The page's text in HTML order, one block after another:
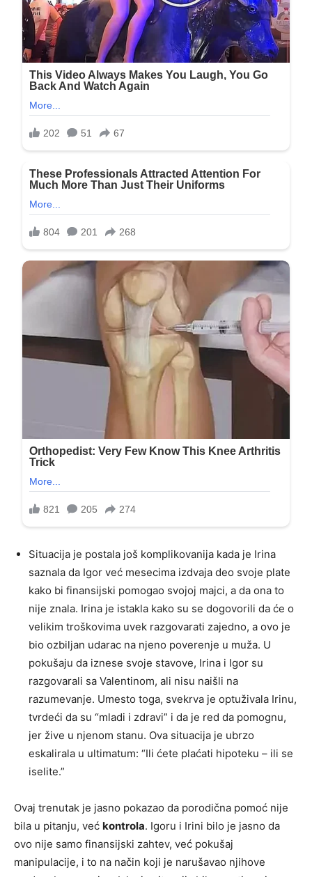
Situacija je postala još komplikovanija kada je Irina
saznala da Igor već mesecima izdvaja deo svoje plate
kako bi finansijski pomogao svojoj majci, a da ona to
nije znala. Irina je istakla kako su se dogovorili da će o
velikim troškovima uvek razgovarati zajedno, a ovo je
bio ozbiljan udarac na njeno poverenje u muža. U
pokušaju da iznese svoje stavove, Irina i Igor su
razgovarali sa Valentinom, ali nisu naišli na
razumevanje. Umesto toga, svekrva je optuživala Irinu,
tvrdeći da su “mladi i zdravi” i da je red da pomognu,
jer žive u njenom stanu. Ova situacija je ubrzo
eskalirala u ultimatum: “Ili ćete plaćati hipoteku – ili se
iselite.”
Ovaj trenutak je jasno pokazao da porodična pomoć nije
bila u pitanju, već kontrola. Igoru i Irini bilo je jasno da
ovo nije samo finansijski zahtev, već pokušaj
manipulacije, i to na način koji je narušavao njihove